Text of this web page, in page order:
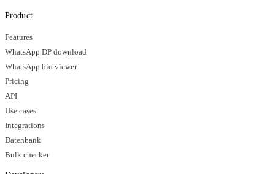
Product
Features
WhatsApp DP download
WhatsApp bio viewer
Pricing
API
Use cases
Integrations
Datenbank
Bulk checker